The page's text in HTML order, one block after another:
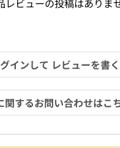
インして レビューを書く
関するお問い合わせはこ